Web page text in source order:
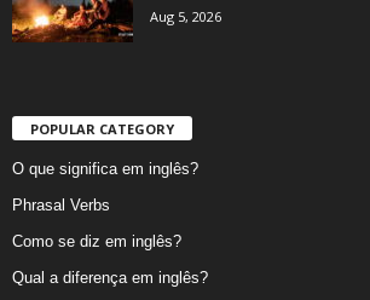
Aug 5, 2026
POPULAR CATEGORY
O que significa em inglês?
Phrasal Verbs
Como se diz em inglês?
Qual a diferença em inglês?